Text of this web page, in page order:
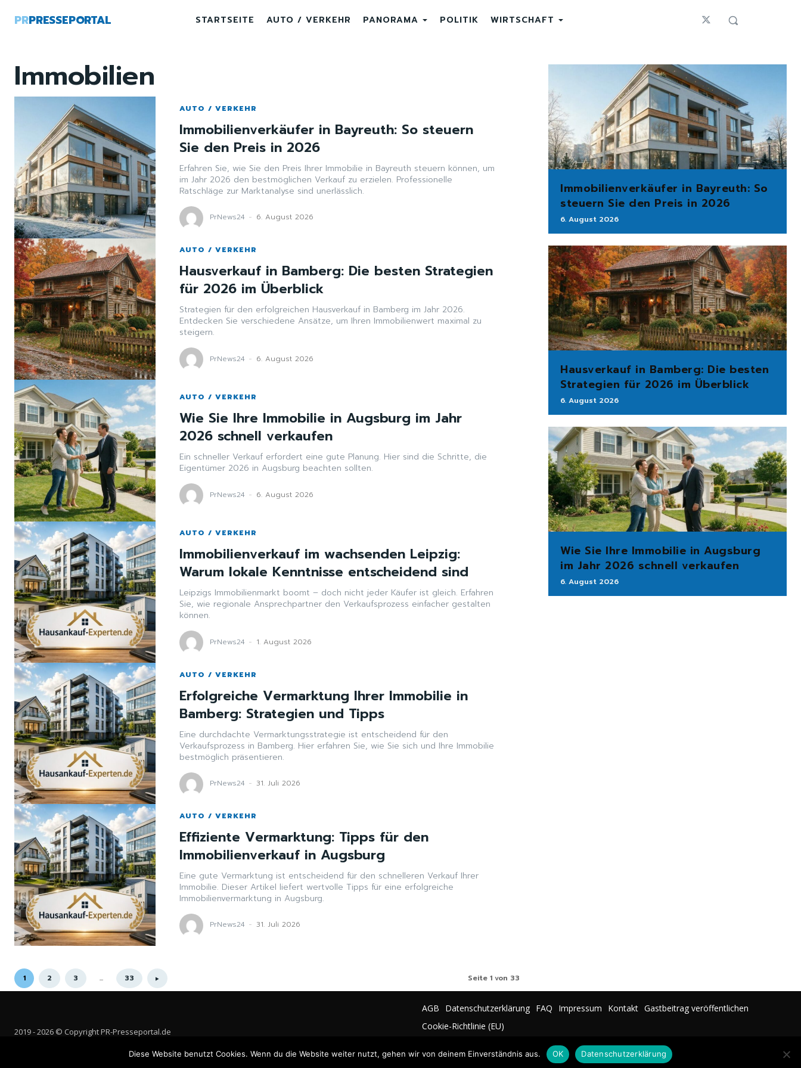
PRPRESSEPORTAL STARTSEITE AUTO / VERKEHR PANORAMA POLITIK WIRTSCHAFT
Immobilien
AUTO / VERKEHR
Immobilienverkäufer in Bayreuth: So steuern
Sie den Preis in 2026
Erfahren Sie, wie Sie den Preis Ihrer Immobilie in Bayreuth steuern können, um
im Jahr 2026 den bestmöglichen Verkauf zu erzielen. Professionelle
Ratschläge zur Marktanalyse sind unerlässlich.
PrNews24 - 6. August 2026
AUTO / VERKEHR
Hausverkauf in Bamberg: Die besten Strategien
für 2026 im Überblick
Strategien für den erfolgreichen Hausverkauf in Bamberg im Jahr 2026.
Entdecken Sie verschiedene Ansätze, um Ihren Immobilienwert maximal zu
steigern.
PrNews24 - 6. August 2026
AUTO / VERKEHR
Wie Sie Ihre Immobilie in Augsburg im Jahr
2026 schnell verkaufen
Ein schneller Verkauf erfordert eine gute Planung. Hier sind die Schritte, die
Eigentümer 2026 in Augsburg beachten sollten.
PrNews24 - 6. August 2026
AUTO / VERKEHR
Immobilienverkauf im wachsenden Leipzig:
Warum lokale Kenntnisse entscheidend sind
Leipzigs Immobilienmarkt boomt – doch nicht jeder Käufer ist gleich. Erfahren
Sie, wie regionale Ansprechpartner den Verkaufsprozess einfacher gestalten
können.
PrNews24 - 1. August 2026
AUTO / VERKEHR
Erfolgreiche Vermarktung Ihrer Immobilie in
Bamberg: Strategien und Tipps
Eine durchdachte Vermarktungsstrategie ist entscheidend für den
Verkaufsprozess in Bamberg. Hier erfahren Sie, wie Sie sich und Ihre Immobilie
bestmöglich präsentieren.
PrNews24 - 31. Juli 2026
AUTO / VERKEHR
Effiziente Vermarktung: Tipps für den
Immobilienverkauf in Augsburg
Eine gute Vermarktung ist entscheidend für den schnelleren Verkauf Ihrer
Immobilie. Dieser Artikel liefert wertvolle Tipps für eine erfolgreiche
Immobilienvermarktung in Augsburg.
PrNews24 - 31. Juli 2026
1 2 3 ... 33 Seite 1 von 33
Immobilienverkäufer in Bayreuth: So
steuern Sie den Preis in 2026
6. August 2026
Hausverkauf in Bamberg: Die besten
Strategien für 2026 im Überblick
6. August 2026
Wie Sie Ihre Immobilie in Augsburg
im Jahr 2026 schnell verkaufen
6. August 2026
2019 - 2026 © Copyright PR-Presseportal.de
AGB Datenschutzerklärung FAQ Impressum Kontakt Gastbeitrag veröffentlichen
Cookie-Richtlinie (EU)
Diese Website benutzt Cookies. Wenn du die Website weiter nutzt, gehen wir von deinem Einverständnis aus. OK Datenschutzerklärung